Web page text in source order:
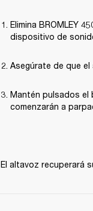
Elimina BROMLEY
dispositivo de
Asegúrate de que
Mantén pulsados
comenzarán a
El altavoz recuperará